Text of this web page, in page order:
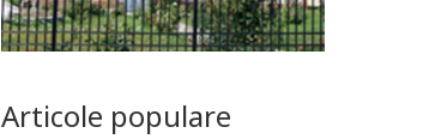
Articole populare